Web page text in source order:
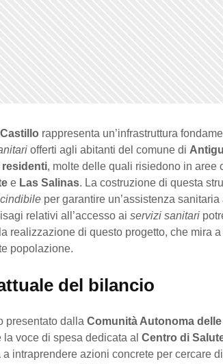
rappresenta un’infrastruttura
offerti agli abitanti del comune di
residenti, molte delle quali risiedono in aree
e Las Salinas. La costruzione di questa
per garantire un’assistenza
relativi all’accesso ai servizi sanitari
realizzazione di questo progetto, che mira
popolazione.
del bilancio
presentato dalla Comunità Autonoma
la voce di spesa dedicata al Centro di
a intraprendere azioni concrete per cercare